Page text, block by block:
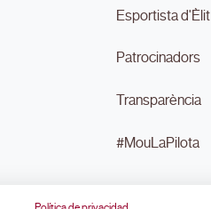
Esportista d'Èlit
Patrocinadors
Transparència
#MouLaPilota